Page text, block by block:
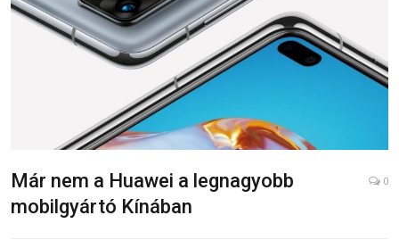
Már nem a Huawei a legnagyobb
mobilgyártó Kínában
0